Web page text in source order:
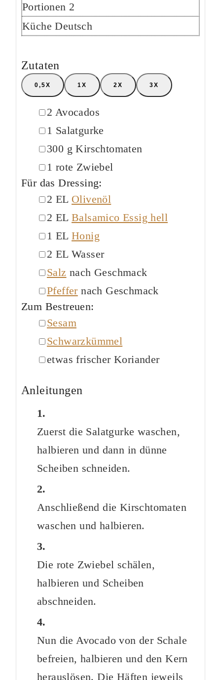
Portionen 2
KücheDeutsch
Zutaten
0,5X 1X 2X 3X
▢
2 Avocados
▢
1 Salatgurke
▢
300 g Kirschtomaten
▢
1 rote Zwiebel
Für das Dressing:
▢
2 EL Olivenöl
▢
2 EL Balsamico Essig hell
▢
1 EL Honig
▢
2 EL Wasser
▢
Salz nach Geschmack
▢
Pfeffer nach Geschmack
Zum Bestreuen:
▢
Sesam
▢
Schwarzkümmel
▢
etwas frischer Koriander
Anleitungen
Zuerst die Salatgurke waschen,
halbieren und dann in dünne
Scheiben schneiden.
Anschließend die Kirschtomaten
waschen und halbieren.
Die rote Zwiebel schälen,
halbieren und Scheiben
abschneiden.
Nun die Avocado von der Schale
befreien, halbieren und den Kern
herauslösen. Die Häften jeweils